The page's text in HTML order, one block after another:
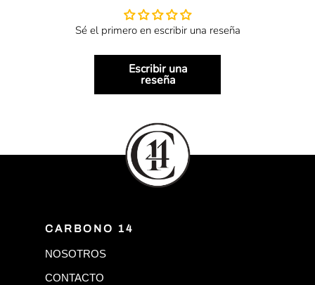
Sé el primero en escribir una reseña
Escribir una
reseña
CARBONO 14
NOSOTROS
CONTACTO